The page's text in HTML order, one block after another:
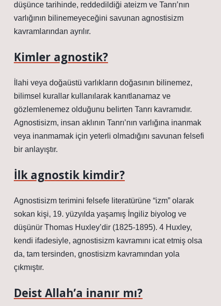
düşünce tarihinde, reddedildiği ateizm ve Tanrı’nın
varlığının bilinemeyeceğini savunan agnostisizm
kavramlarından ayrılır.
Kimler agnostik?
İlahi veya doğaüstü varlıkların doğasının bilinemez,
bilimsel kurallar kullanılarak kanıtlanamaz ve
gözlemlenemez olduğunu belirten Tanrı kavramıdır.
Agnostisizm, insan aklının Tanrı’nın varlığına inanmak
veya inanmamak için yeterli olmadığını savunan felsefi
bir anlayıştır.
İlk agnostik kimdir?
Agnostisizm terimini felsefe literatürüne “izm” olarak
sokan kişi, 19. yüzyılda yaşamış İngiliz biyolog ve
düşünür Thomas Huxley’dir (1825-1895). 4 Huxley,
kendi ifadesiyle, agnostisizm kavramını icat etmiş olsa
da, tam tersinden, gnostisizm kavramından yola
çıkmıştır.
Deist Allah’a inanır mı?